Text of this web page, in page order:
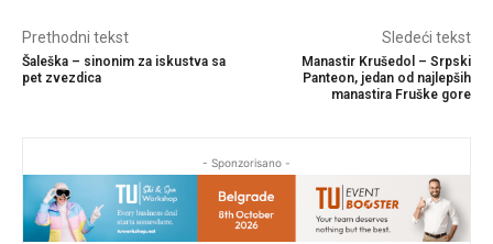
Prethodni tekst
Šaleška – sinonim za iskustva sa
pet zvezdica
Sledeći tekst
Manastir Krušedol – Srpski
Panteon, jedan od najlepših
manastira Fruške gore
- Sponzorisano -